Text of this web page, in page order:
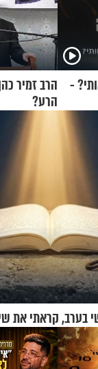
-
הרב זמיר
הרע?
בערב, קראתי את